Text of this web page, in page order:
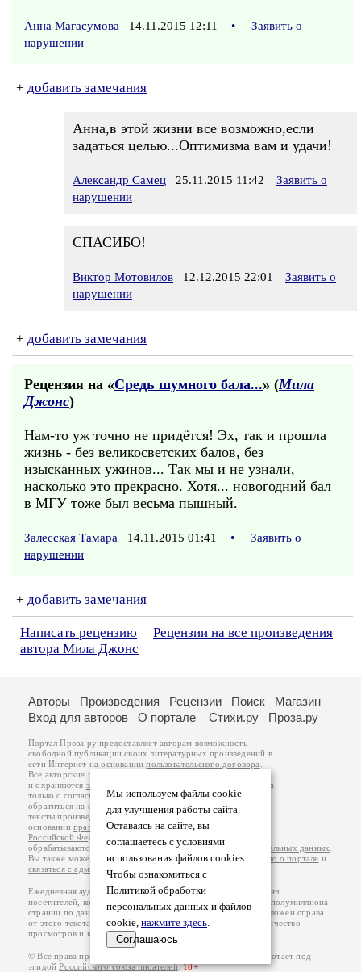
Анна Магасумова 14.11.2015 12:11 •
Заявить о
нарушении
+ добавить замечания
Анна,в этой жизни все возможно,если
задаться целью...Оптимизма вам и удачи!
Александр Самец 25.11.2015 11:42
Заявить о
нарушении
СПАСИБО!
Виктор Мотовилов 12.12.2015 22:01
Заявить о
нарушении
+ добавить замечания
Рецензия на «Средь шумного бала...» (Мила
Джонс)
Нам-то уж точно не придётся! Эх, так и прошла
жизнь - без великосветских балов, без
изысканных ужинов... Так мы и не узнали,
насколько это прекрасно. Хотя... новогодний бал
в МГУ тоже был весьма пышный.
Залесская Тамара 14.11.2015 01:41 •
Заявить о
нарушении
+ добавить замечания
Написать рецензию
Рецензии на все произведения
автора Мила Джонс
Мы используем файлы cookie
для улучшения работы сайта.
Оставаясь на сайте, вы
соглашаетесь с условиями
использования файлов cookies.
Чтобы ознакомиться с
Политикой обработки
персональных данных и файлов
cookie, нажмите здесь.
Соглашаюсь
Авторы Произведения Рецензии Поиск
Магазин
Вход для авторов
О портале Стихи.ру Проза.ру
Портал Проза.ру предоставляет авторам возможность
свободной публикации своих литературных произведений в
сети Интернет на основаниипользовательского договора
Все авторские права на произведения принадлежат авторам
и охраняются законом
. Перепечатка произведений возможна
только с согласия его автора, к которому вы можете
обратиться на его авторской странице. Ответственность за
тексты произведений авторы несут самостоятельно на
основанииправил публикацииизаконодательства
Российской Федерации
обрабатываются на основанииПолитики обработки персональных данных
Вы также можете посмотреть более подробнуюинформацию о портале и
связаться с администрацией
Ежедневная аудитория портала Проза.ру – порядка 100 тысяч
посетителей, которые в общей сумме просматривают более полумиллиона
страниц по данным счетчика посещаемости, который расположен справа
от этого текста. В каждой графе указано по две цифры: количество
просмотров и количество посетителей.
© Все права принадлежат авторам, 2000-2026. Портал работает под
эгидойРоссийского союза писателей.18+